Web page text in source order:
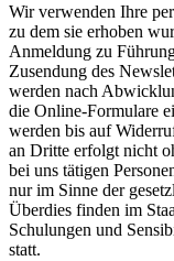
Wir verwenden Ihre
zu dem sie erhoben
Anmeldung zu
Zusendung des
werden nach
die Online-Formulare
werden bis auf
an Dritte erfolgt nicht
bei uns tätigen
nur im Sinne der
Überdies finden im
Schulungen und
statt.